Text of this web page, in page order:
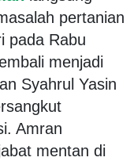
pertanian
pada Rabu
menjadi
Syahrul Yasin
Amran
mentan di